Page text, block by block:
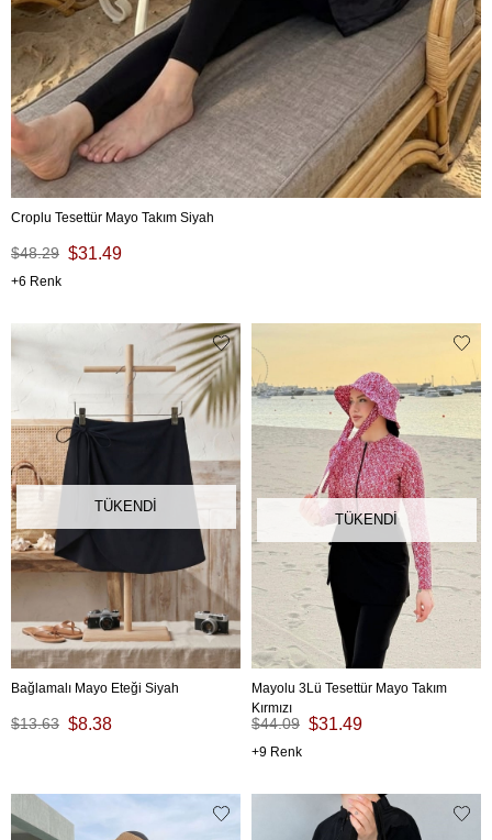
Croplu Tesettür Mayo Takım Siyah
$31.49
$48.29
6
TÜKENDI
Bağlamalı Mayo Eteği Siyah
$8.38
$13.63
TÜKENDI
Mayolu 3Lü Tesettür Mayo Takım
Kırmızı
$31.49
$44.09
9